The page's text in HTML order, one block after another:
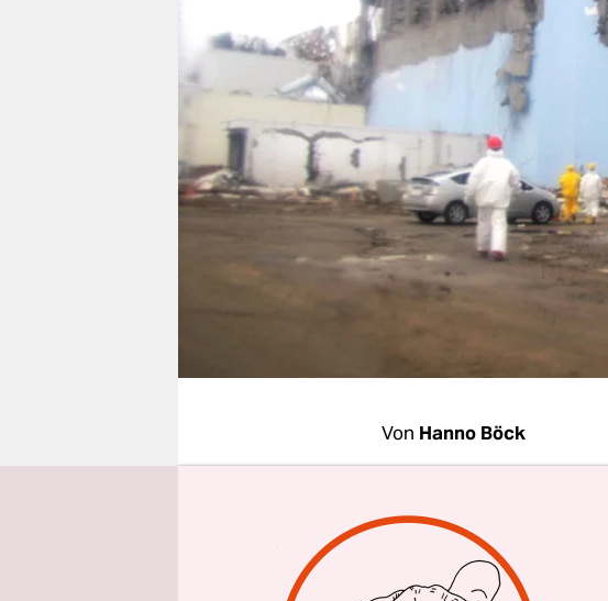
verlag
shop
fragen & hilfe
unterstützen
Von Hanno Böck
| Die
Schätzungen für die
von Fukushima